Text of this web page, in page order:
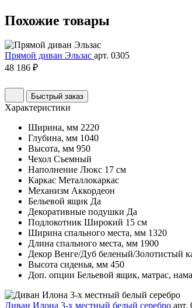
Похожие товары
Прямой диван Эльзас арт. 0305
48 186 ₽
Быстрый заказ
Характеристики
Ширина, мм 2220
Глубина, мм 1040
Высота, мм 950
Чехол Съемный
Наполнение Люкс 17 см
Каркас Металлокаркас
Механизм Аккордеон
Бельевой ящик Да
Декоративные подушки Да
Подлокотник Широкий 15 см
Ширина спального места, мм 1320
Длина спального места, мм 1900
Декор Венге/Дуб беленый/Золотистый
Высота сиденья, мм 450
Доп. опции Бельевой ящик, матрас,
Диван Илона 3-х местный белый серебро арт.